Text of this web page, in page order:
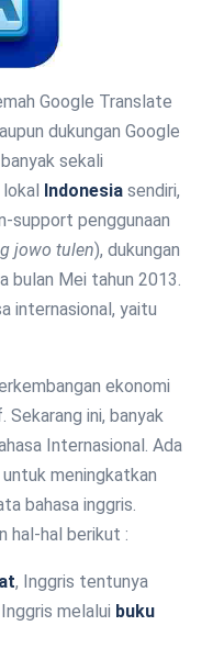
Google Translate
dukungan Google
sekali
Indonesia sendiri,
support penggunaan
jowo tulen), dukungan
bulan Mei tahun 2013.
internasional, yaitu
ekonomi
ini, banyak
Internasional. Ada
meningkatkan
bahasa inggris.
hal-hal berikut :
, Inggris tentunya
melalui buku